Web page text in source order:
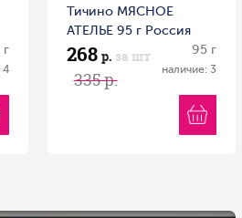
4
Тичино МЯСНОЕ
АТЕЛЬЕ 95 г Россия
268 р. за шт
335 р.
95 г
наличие: 3